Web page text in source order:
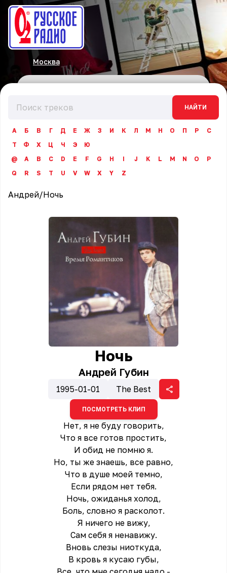
Москва
НАЙТИ
А Б В Г Д Е Ж З И К Л М Н О П Р
С
Т
Ф Х Ц Ч Э
Ю
@
A B C D E F G H I J K L M N O
P
Q
R S T U V W X Y Z
Андрей/Ночь
Ночь
Андрей Губин
1995-01-01 The Best
ПОСМОТРЕТЬ КЛИП
Нет, я не буду говорить,
Что я все готов простить,
И обид не помню я.
Но, ты же знаешь, все равно,
Что в душе моей темно,
Если рядом нет тебя.
Ночь, ожиданья холод,
Боль, словно я расколот.
Я ничего не вижу,
Сам себя я ненавижу.
Вновь слезы ниоткуда,
В кровь я кусаю губы,